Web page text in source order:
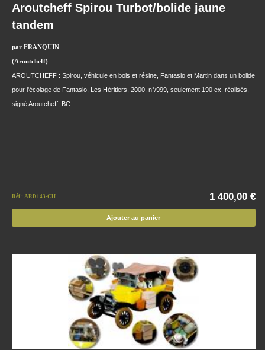
Aroutcheff Spirou Turbot/bolide jaune
tandem
par FRANQUIN
(Aroutcheff)
AROUTCHEFF : Spirou, véhicule en bois et résine, Fantasio et Martin dans un bolide
pour l'écolage de Fantasio, Les Héritiers, 2000, n°/999, seulement 190 ex. réalisés,
signé Aroutcheff, BC.
Réf : ARD143-CH 1 400,00 €
Ajouter au panier